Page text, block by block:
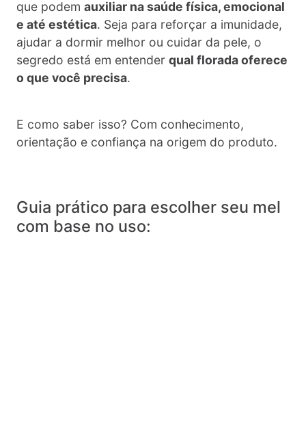
que podem auxiliar na saúde física, emocional
e até estética. Seja para reforçar a imunidade,
ajudar a dormir melhor ou cuidar da pele, o
segredo está em entender qual florada oferece
o que você precisa.
E como saber isso? Com conhecimento,
orientação e confiança na origem do produto.
Guia prático para escolher seu mel
com base no uso: